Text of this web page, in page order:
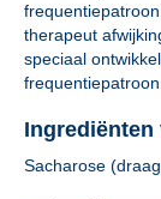
therapeut
speciaal
frequentiepatroon.
Ingrediënten
Sacharose